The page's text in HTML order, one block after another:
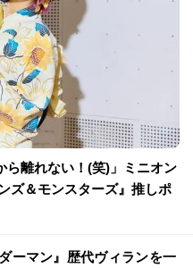
ら離れない！(笑)」ミニオン
ズ＆モンスターズ』推しポ
ダーマン』歴代ヴィランを一